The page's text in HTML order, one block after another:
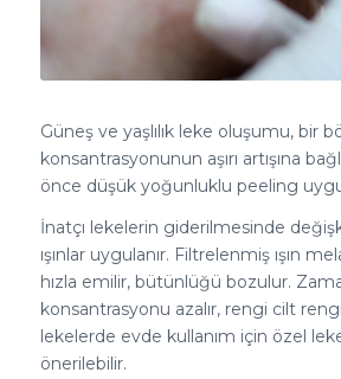
Güneş ve yaşlılık leke oluşumu, bir
konsantrasyonunun aşırı artışına
önce düşük yoğunluklu peeling
İnatçı lekelerin giderilmesinde
ışınlar uygulanır. Filtrelenmiş ışın
hızla emilir, bütünlüğü bozulur.
konsantrasyonu azalır, rengi cilt
lekelerde evde kullanım için özel
önerilebilir.